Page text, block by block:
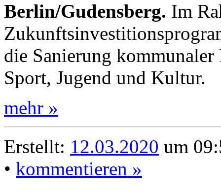
Berlin/Gudensberg. Im
die Sanierung
Sport, Jugend und Kultur.
mehr »
Erstellt: 12.03.2020 um
• kommentieren »